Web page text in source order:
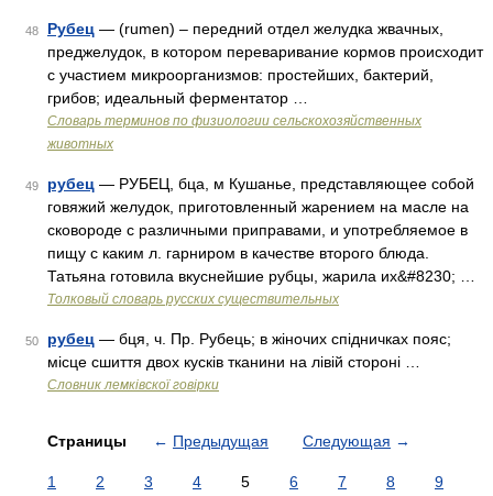
48 Рубец — (rumen) – передний отдел желудка жвачных,
преджелудок, в котором переваривание кормов происходит
с участием микроорганизмов: простейших, бактерий,
грибов; идеальный ферментатор …
Словарь терминов по физиологии сельскохозяйственных
животных
49 рубец — РУБЕЦ, бца, м Кушанье, представляющее собой
говяжий желудок, приготовленный жарением на масле на
сковороде с различными приправами, и употребляемое в
пищу с каким л. гарниром в качестве второго блюда.
Татьяна готовила вкуснейшие рубцы, жарила их&#8230; …
Толковый словарь русских существительных
50 рубец — бця, ч. Пр. Рубець; в жіночих спідничках пояс;
місце сшиття двох кусків тканини на лівій стороні …
Словник лемківскої говірки
Страницы ← Предыдущая Следующая →
1 2 3 4 5 6 7 8
9